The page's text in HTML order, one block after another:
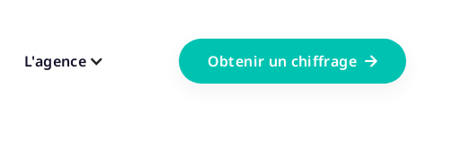
L'agence Obtenir un chiffrage 